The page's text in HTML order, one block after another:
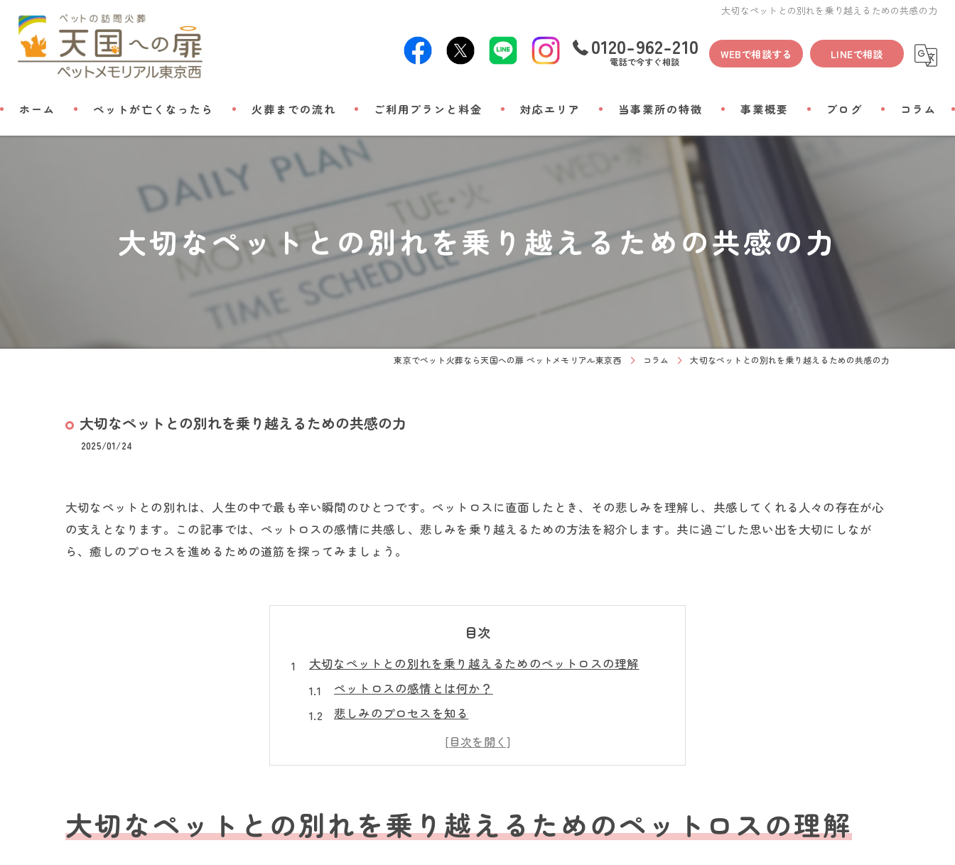
大切なペットとの別れを乗り越えるための共感の力
0120-962-210
電話で今すぐ相談
WEBで相談する LINEで相談
ホーム ペットが亡くなったら 火葬までの流れ ご利用プランと料金 対応エリア 当事業所の特徴
立ち会い
事業概要 ブログ コラム
大切なペットとの別れを乗り越えるための共感の力
東京でペット火葬なら天国への扉 ペットメモリアル東京西 コラム 大切なペットとの別れを乗り越えるための共感の力
大切なペットとの別れを乗り越えるための共感の力
2025/01/24
大切なペットとの別れは、人生の中で最も辛い瞬間のひとつです。ペットロスに直面したとき、その悲しみを理解し、共感してくれる人々の存在が心
の支えとなります。この記事では、ペットロスの感情に共感し、悲しみを乗り越えるための方法を紹介します。共に過ごした思い出を大切にしなが
ら、癒しのプロセスを進めるための道筋を探ってみましょう。
目次
大切なペットとの別れを乗り越えるためのペットロスの理解
ペットロスの感情とは何か？
悲しみのプロセスを知る
ペットロスが心に与える影響
ペットロスがもたらす感情の変化
ペットロスに対する社会的意識の変化
ペットロスの悲しみを和らげるための共感の力とは
大切なペットとの別れを乗り越えるためのペットロスの理解